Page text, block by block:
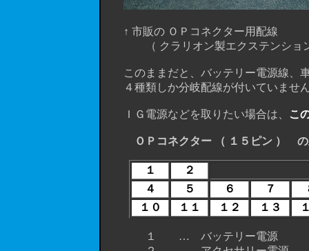
↑ 市販の ＯＰコネクター用配線
（ クラリオン製エクステンション
このままだと、バッテリー電源線、車
４種類しか分岐配線が付いていませ
ＩＧ電源などを取りたい場合は、 こ
ＯＰコネクター （ １５ピン ）
１
２
４
５ ６ ７
１０
１１ １２ １３
１ … バッテリー電源